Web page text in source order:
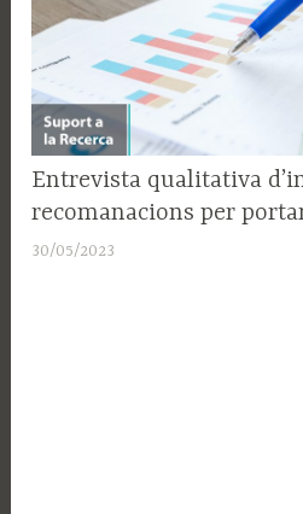
SUPORT
A LA
Entrevista qualitativa
recomanacions per
30/05/2023